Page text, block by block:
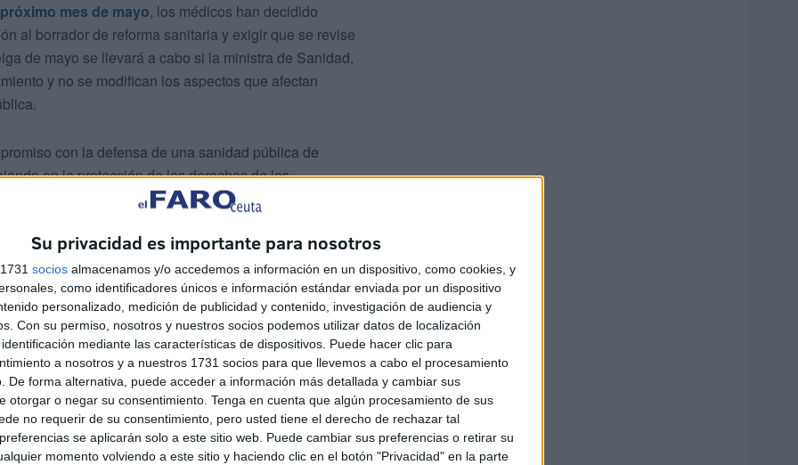
Su privacidad es importante para nosotros
socios almacenamos y/o accedemos a información en un dispositivo, como cookies, y
como identificadores únicos e información estándar enviada por un dispositivo
personalizado, medición de publicidad y contenido, investigación de audiencia y
Con su permiso, nosotros y nuestros socios podemos utilizar datos de localización
mediante las características de dispositivos. Puede hacer clic para
a nosotros y a nuestros 1731 socios para que llevemos a cabo el procesamiento
De forma alternativa, puede acceder a información más detallada y cambiar sus
otorgar o negar su consentimiento. Tenga en cuenta que algún procesamiento de sus
no requerir de su consentimiento, pero usted tiene el derecho de rechazar tal
se aplicarán solo a este sitio web. Puede cambiar sus preferencias o retirar su
momento volviendo a este sitio y haciendo clic en el botón "Privacidad" en la parte
mes de mayo, los médicos han decidido
al borrador de reforma sanitaria y exigir que se revise
de mayo se llevará a cabo si la ministra de Sanidad,
y no se modifican los aspectos que afectan
con la defensa de una sanidad pública de
en la protección de los derechos de los
médica y facultativa"
médica y facultativa',los manifestantes
marco, la ley que regula las condiciones laborales
EFE.